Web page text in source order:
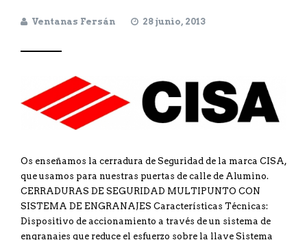
Ventanas Fersán 28 junio, 2013
Os enseñamos la cerradura de Seguridad de la marca CISA,
que usamos para nuestras puertas de calle de Alumino.
CERRADURAS DE SEGURIDAD MULTIPUNTO CON
SISTEMA DE ENGRANAJES Características Técnicas:
Dispositivo de accionamiento a través de un sistema de
engranajes que reduce el esfuerzo sobre la llave Sistema